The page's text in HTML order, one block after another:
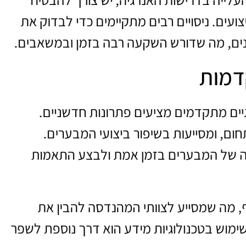
ניסויים רבים מתקיימים כדי לבדוק את
מה שדורש השקעה רבה בזמן ובמשאבים.
מתקדמים מציעים פתרונות חדשניים.
ומסייעות בשיפור ביצועי המבערים.
של המבערים בזמן אמת ולבצע התאמות
מה שמסייע לצוותי המהנדסה להבין את
בטכנולוגיות מידע הוא דרך נוספת לשפר